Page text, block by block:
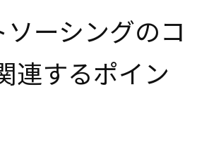
ーシングのコ
連するポイン